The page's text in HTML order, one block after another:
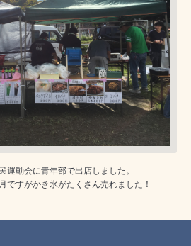
運動会に青年部で出店しました。
ですがかき氷がたくさん売れました！